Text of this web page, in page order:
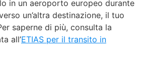
in un aeroporto europeo durante
un’altra destinazione, il tuo
saperne di più, consulta la
all’ETIAS per il transito in